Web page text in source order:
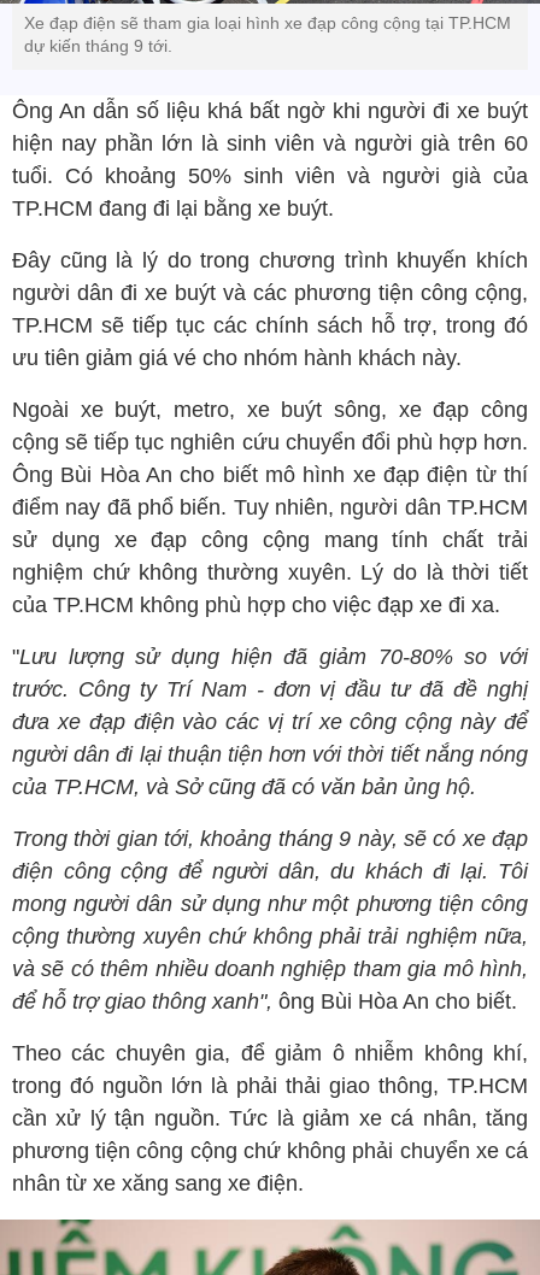
Xe đạp điện sẽ tham gia loại hình xe đạp công cộng tại TP.HCM
dự kiến tháng 9 tới.
Ông An dẫn số liệu khá bất ngờ khi người đi xe buýt
hiện nay phần lớn là sinh viên và người già trên 60
tuổi. Có khoảng 50% sinh viên và người già của
TP.HCM đang đi lại bằng xe buýt.
Đây cũng là lý do trong chương trình khuyến khích
người dân đi xe buýt và các phương tiện công cộng,
TP.HCM sẽ tiếp tục các chính sách hỗ trợ, trong đó
ưu tiên giảm giá vé cho nhóm hành khách này.
Ngoài xe buýt, metro, xe buýt sông, xe đạp công
cộng sẽ tiếp tục nghiên cứu chuyển đổi phù hợp hơn.
Ông Bùi Hòa An cho biết mô hình xe đạp điện từ thí
điểm nay đã phổ biến. Tuy nhiên, người dân TP.HCM
sử dụng xe đạp công cộng mang tính chất trải
nghiệm chứ không thường xuyên. Lý do là thời tiết
của TP.HCM không phù hợp cho việc đạp xe đi xa.
"Lưu lượng sử dụng hiện đã giảm 70-80% so với
trước. Công ty Trí Nam - đơn vị đầu tư đã đề nghị
đưa xe đạp điện vào các vị trí xe công cộng này để
người dân đi lại thuận tiện hơn với thời tiết nắng nóng
của TP.HCM, và Sở cũng đã có văn bản ủng hộ.
Trong thời gian tới, khoảng tháng 9 này, sẽ có xe đạp
điện công cộng để người dân, du khách đi lại. Tôi
mong người dân sử dụng như một phương tiện công
cộng thường xuyên chứ không phải trải nghiệm nữa,
và sẽ có thêm nhiều doanh nghiệp tham gia mô hình,
để hỗ trợ giao thông xanh", ông Bùi Hòa An cho biết.
Theo các chuyên gia, để giảm ô nhiễm không khí,
trong đó nguồn lớn là phải thải giao thông, TP.HCM
cần xử lý tận nguồn. Tức là giảm xe cá nhân, tăng
phương tiện công cộng chứ không phải chuyển xe cá
nhân từ xe xăng sang xe điện.